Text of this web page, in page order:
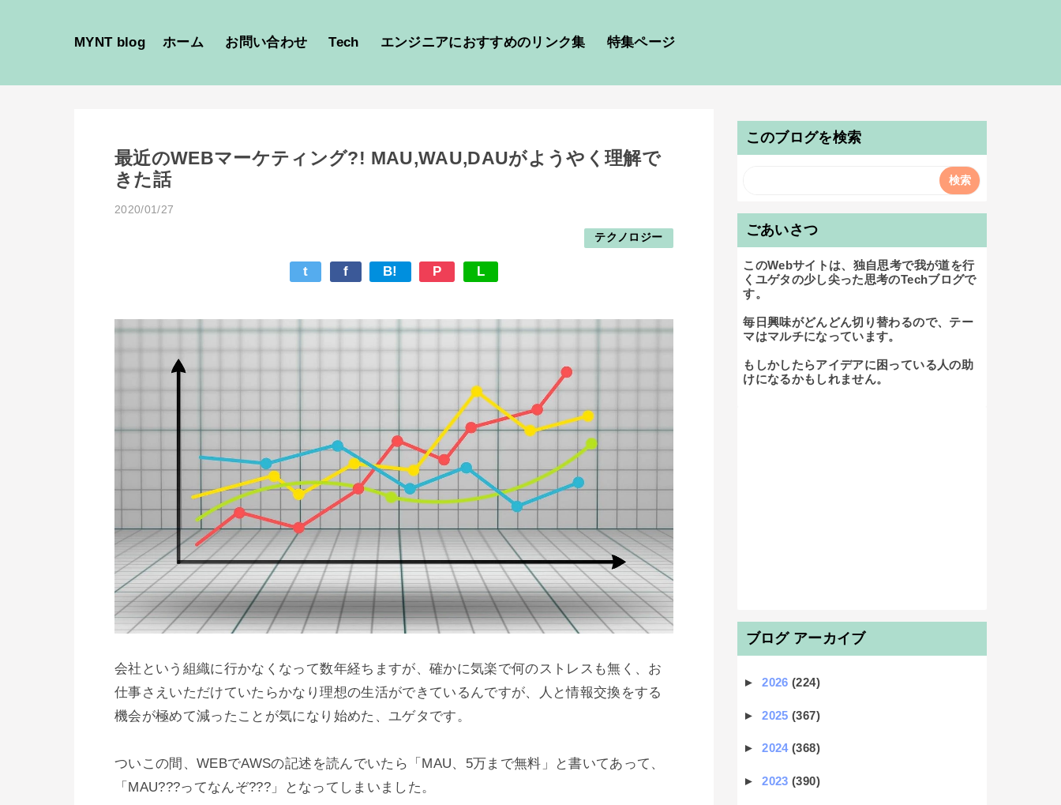
MYNT blog ホーム お問い合わせ Tech エンジニアにおすすめのリンク集 特集ページ
最近のWEBマーケティング?! MAU,WAU,DAUがようやく理解で
きた話
2020/01/27
テクノロジー
t f B! P L
会社という組織に行かなくなって数年経ちますが、確かに気楽で何のストレスも無く、お
仕事さえいただけていたらかなり理想の生活ができているんですが、人と情報交換をする
機会が極めて減ったことが気になり始めた、ユゲタです。
ついこの間、WEBでAWSの記述を読んでいたら「MAU、5万まで無料」と書いてあって、
「MAU???ってなんぞ???」となってしまいました。
このブログを検索
ごあいさつ
このWebサイトは、独自思考で我が道を行
くユゲタの少し尖った思考のTechブログで
す。
毎日興味がどんどん切り替わるので、テー
マはマルチになっています。
もしかしたらアイデアに困っている人の助
けになるかもしれません。
ブログ アーカイブ
►2026(224)
►2025(367)
►2024(368)
►2023(390)